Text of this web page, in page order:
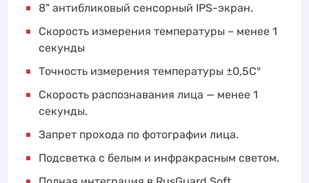
8" антибликовый сенсорный IPS-экран.
Скорость измерения температуры – менее 1
секунды
Точность измерения температуры ±0,5С°
Скорость распознавания лица — менее 1
секунды.
Запрет прохода по фотографии лица.
Подсветка с белым и инфракрасным светом.